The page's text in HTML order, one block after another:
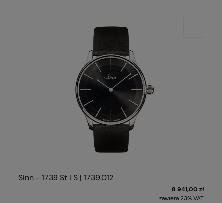
Sinn - 1739 St I S | 1739.012
8 941,00 zł
zawiera 23% VAT